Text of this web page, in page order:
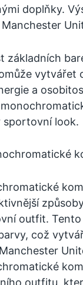
doplňky.
základních
vytvářet
a
sportovní look.
outfit.
což
outfitu,